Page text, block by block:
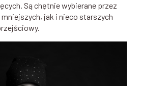
Są chętnie wybierane przez
jak i nieco starszych